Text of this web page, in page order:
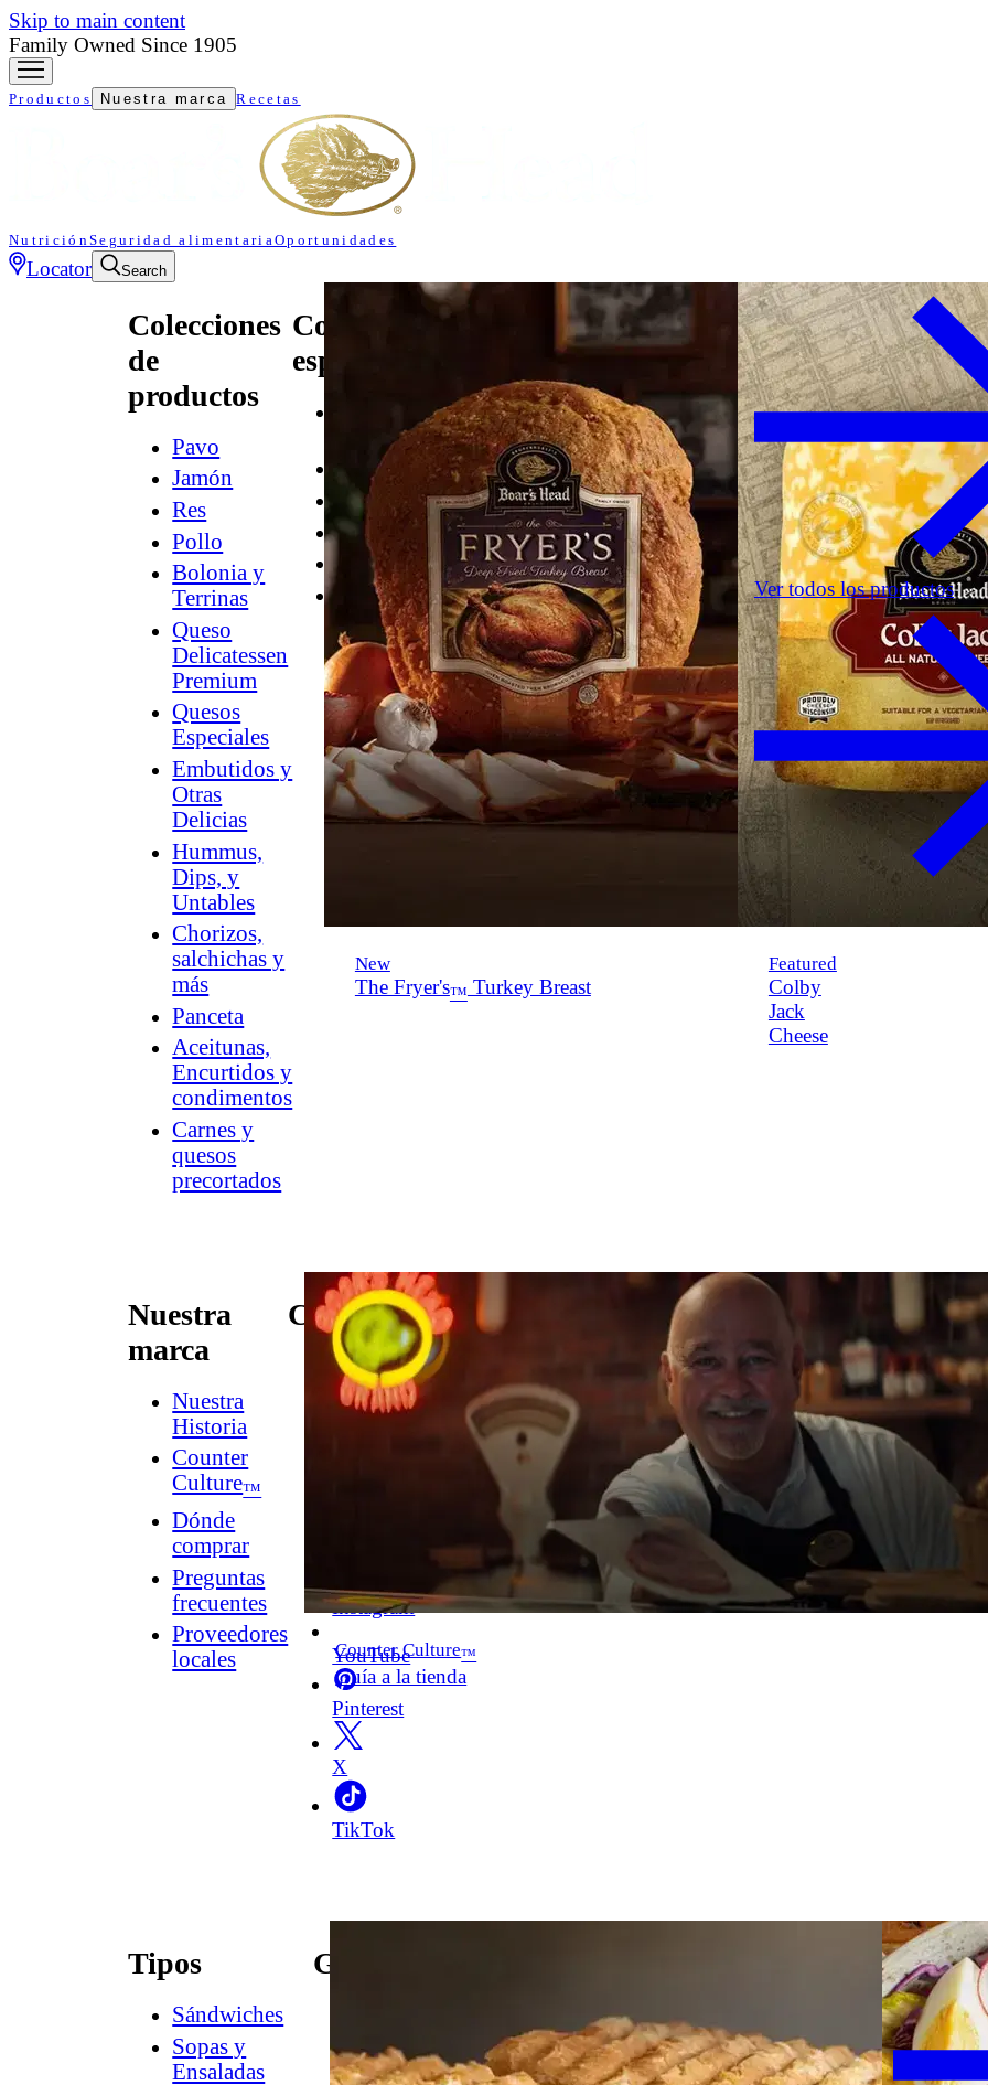
Skip to main content
Family Owned Since 1905
Productos Nuestra marca Recetas
NutriciónSeguridad alimentariaOportunidades
Locator Search
Colecciones
de
productos
Pavo
Jamón
Res
Pollo
Bolonia y
Terrinas
Queso
Delicatessen
Premium
Quesos
Especiales
Embutidos y
Otras
Delicias
Hummus,
Dips, y
Untables
Chorizos,
salchichas y
más
Panceta
Aceitunas,
Encurtidos y
condimentos
Carnes y
quesos
precortados
Colecciones
especializadas
Natural*
Audacia
Desayuno
Parrilla
Hummus
Snacks
New
The Fryer's™ Turkey Breast
Featured
Colby
Jack
Cheese
Ver todos los productos
Nuestra
marca
Nuestra
Historia
Counter
Culture™
Dónde
comprar
Preguntas
frecuentes
Proveedores
locales
Conectar
Contacto
Newsletter
Instagram
YouTube
Pinterest
X
TikTok
Counter Culture™
Guía a la tienda
Tipos
Sándwiches
Sopas y
Ensaladas
Guías
Charcuterie®